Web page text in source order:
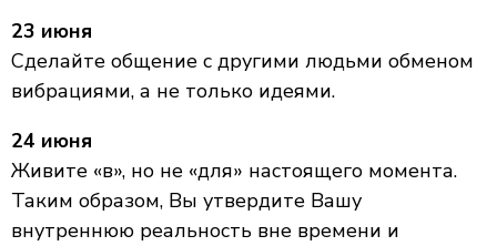
23 июня
Сделайте общение с другими людьми обменом
вибрациями, а не только идеями.
24 июня
Живите «в», но не «для» настоящего момента.
Таким образом, Вы утвердите Вашу
внутреннюю реальность вне времени и